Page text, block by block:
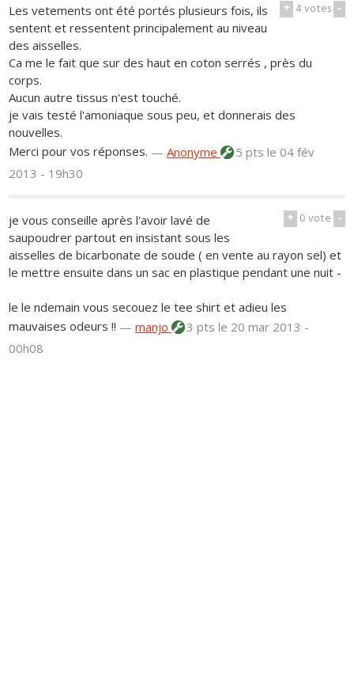
+ 4votes -
Les vetements ont été portés plusieurs fois, ils
sentent et ressentent principalement au niveau
des aisselles.
Ca me le fait que sur des haut en coton serrés , près du
corps.
Aucun autre tissus n'est touché.
je vais testé l'amoniaque sous peu, et donnerais des
nouvelles.
Merci pour vos réponses. —Anonyme 5 ptsle 04 fév
2013 - 19h30
+ 0vote -
je vous conseille après l'avoir lavé de
saupoudrer partout en insistant sous les
aisselles de bicarbonate de soude ( en vente au rayon sel) et
le mettre ensuite dans un sac en plastique pendant une nuit -
le le ndemain vous secouez le tee shirt et adieu les
mauvaises odeurs !! —manjo 3 ptsle 20 mar 2013 -
00h08